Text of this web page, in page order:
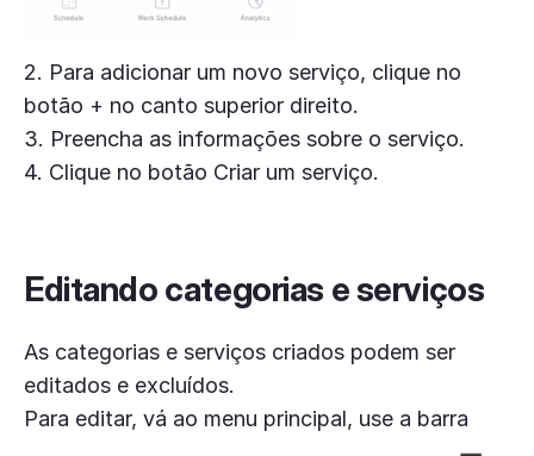
2. Para adicionar um novo serviço, clique no
botão + no canto superior direito.
3. Preencha as informações sobre o serviço.
4. Clique no botão Criar um serviço.
Editando categorias e serviços
As categorias e serviços criados podem ser
editados e excluídos.
Para editar, vá ao menu principal, use a barra